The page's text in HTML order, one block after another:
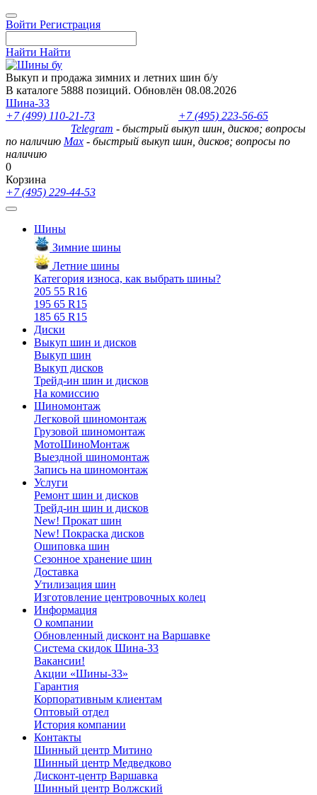
Войти Регистрация
Найти Найти
Выкуп и продажа зимних и летних шин б/у
В каталоге 5888 позиций. Обновлён 08.08.2026
Шина-33
+7 (499) 110-21-73
+7 (495) 223-56-65
Telegram - быстрый выкуп шин, дисков; вопросы
по наличию Max - быстрый выкуп шин, дисков; вопросы по
наличию
0
Корзина
+7 (495) 229-44-53
Шины
Зимние шины
Летние шины
Категория износа, как выбрать шины?
205 55 R16
195 65 R15
185 65 R15
Диски
Выкуп шин и дисков
Выкуп шин
Выкуп дисков
Трейд-ин шин и дисков
На комиссию
Шиномонтаж
Легковой шиномонтаж
Грузовой шиномонтаж
МотоШиноМонтаж
Выездной шиномонтаж
Запись на шиномонтаж
Услуги
Ремонт шин и дисков
Трейд-ин шин и дисков
New! Прокат шин
New! Покраска дисков
Ошиповка шин
Сезонное хранение шин
Доставка
Утилизация шин
Изготовление центровочных колец
Информация
О компании
Обновленный дисконт на Варшавке
Система скидок Шина-33
Вакансии!
Акции «Шины-33»
Гарантия
Корпоративным клиентам
Оптовый отдел
История компании
Контакты
Шинный центр Митино
Шинный центр Медведково
Дисконт-центр Варшавка
Шинный центр Волжский